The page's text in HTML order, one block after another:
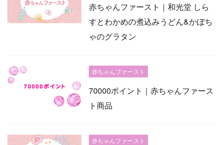
赤ちゃんファースト｜和光堂 しら
すとわかめの煮込みうどん&かぼち
ゃのグラタン
赤ちゃんファースト
70000ポイント｜赤ちゃんファース
ト商品
赤ちゃんファースト